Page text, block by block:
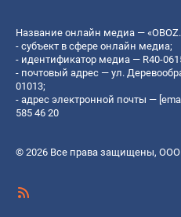
Название онлайн медиа —
- субъект в сфере онлайн медиа;
- идентификатор медиа — R40-
- почтовый адрес — ул.
01013;
- адрес электронной почты —
585 46 20
© 2026 Все права защищены, ООО